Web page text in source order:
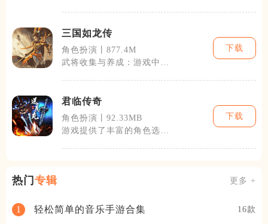
三国如龙传
角色扮演丨877.4M
武将收集与养成：游戏中拥
下载
君临传奇
角色扮演丨92.33MB
游戏提供了丰富的角色选择
下载
热门 专辑 更多 +
1 轻松简单的音乐手游合集 16款